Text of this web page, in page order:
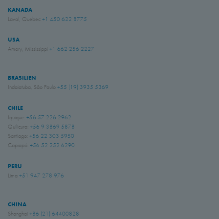
KANADA
Laval, Quebec+1 450 622 8775
USA
Amory, Mississippi +1 662 256 2227
BRASILIEN
Indaiatuba, São Paulo +55 (19) 3935 5369
CHILE
Iquique: +56 57 226 2962
Quilicura: +56 9 3869 5878
Santiago: +56 22 303 5950
Copiapó: +56 52 252 6290
PERU
Lima +51 947 278 976
CHINA
Shanghai +86 (21) 64400828